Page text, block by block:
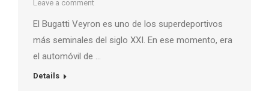
Leave a comment
El Bugatti Veyron es uno de los superdeportivos
más seminales del siglo XXI. En ese momento, era
el automóvil de …
Details